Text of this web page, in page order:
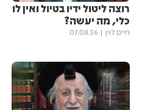
רוצה ליטול ידיו בטיול ואין לו
כלי, מה יעשה?
חיים לוין 07.08.26